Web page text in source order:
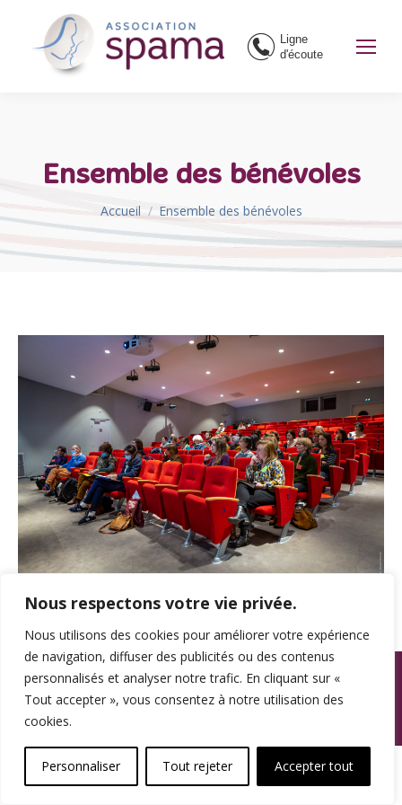
Nous respectons votre vie privée.
Nous utilisons des cookies pour améliorer votre expérience
de navigation, diffuser des publicités ou des contenus
personnalisés et analyser notre trafic. En cliquant sur «
Tout accepter », vous consentez à notre utilisation des
cookies.
Personnaliser Tout rejeter Accepter tout
Ligne
d'écoute
Ensemble des bénévoles
Vous êtes ici :
Accueil Ensemble des bénévoles
© SPAMA 2014 - 2026. Tous droits réservés.
footer